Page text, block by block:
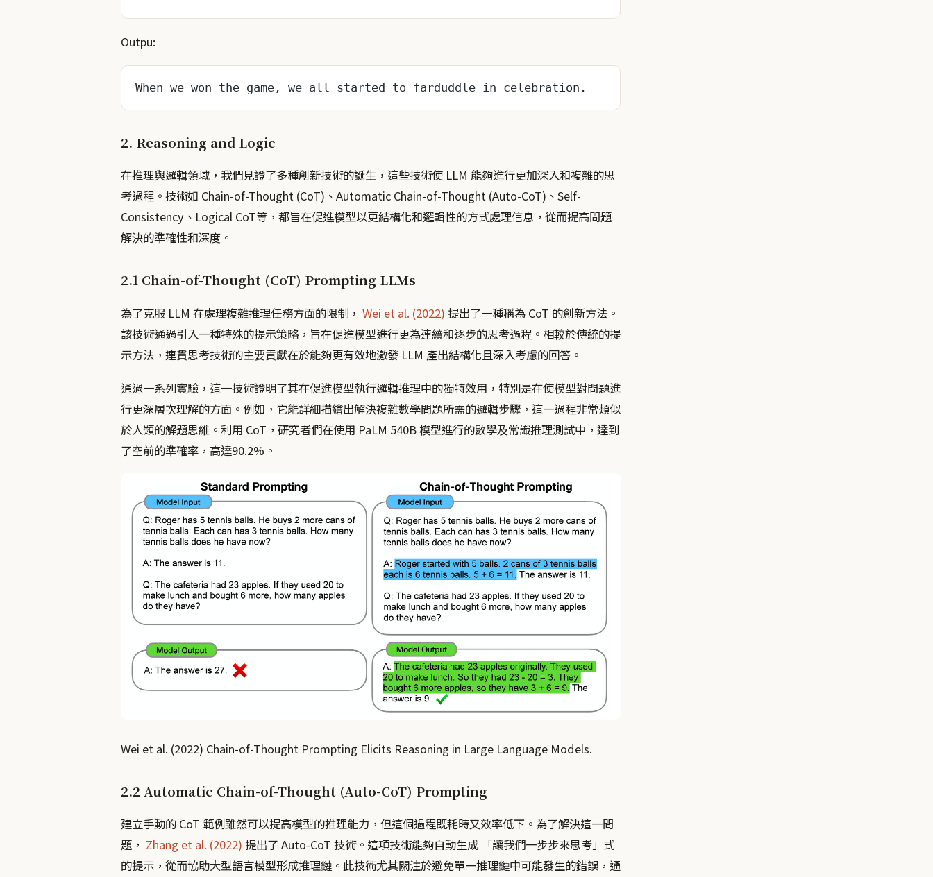
Outpu:
When we won the game, we all started to farduddle in celebration.
2. Reasoning and Logic
在推理與邏輯領域，我們見證了多種創新技術的誕生，這些技術使 LLM 能夠進行更加深入和複雜的思
考過程。技術如 Chain-of-Thought (CoT)、Automatic Chain-of-Thought (Auto-CoT)、Self-
Consistency、Logical CoT等，都旨在促進模型以更結構化和邏輯性的方式處理信息，從而提高問題
解決的準確性和深度。
2.1 Chain-of-Thought (CoT) Prompting LLMs
為了克服 LLM 在處理複雜推理任務方面的限制， Wei et al. (2022) 提出了一種稱為 CoT 的創新方法。
該技術通過引入一種特殊的提示策略，旨在促進模型進行更為連續和逐步的思考過程。相較於傳統的提
示方法，連貫思考技術的主要貢獻在於能夠更有效地激發 LLM 產出結構化且深入考慮的回答。
通過一系列實驗，這一技術證明了其在促進模型執行邏輯推理中的獨特效用，特別是在使模型對問題進
行更深層次理解的方面。例如，它能詳細描繪出解決複雜數學問題所需的邏輯步驟，這一過程非常類似
於人類的解題思維。利用 CoT，研究者們在使用 PaLM 540B 模型進行的數學及常識推理測試中，達到
了空前的準確率，高達90.2%。
Wei et al. (2022) Chain-of-Thought Prompting Elicits Reasoning in Large Language Models.
2.2 Automatic Chain-of-Thought (Auto-CoT) Prompting
建立手動的 CoT 範例雖然可以提高模型的推理能力，但這個過程既耗時又效率低下。為了解決這一問
題， Zhang et al. (2022) 提出了 Auto-CoT 技術。這項技術能夠自動生成 「讓我們一步步來思考」式
的提示，從而協助大型語言模型形成推理鏈。此技術尤其關注於避免單一推理鏈中可能發生的錯誤，通